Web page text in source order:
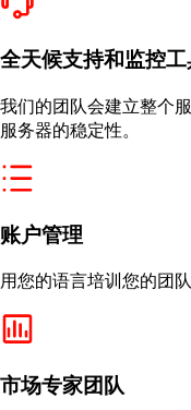
全天候支持和监控
我们的团队会建立整个
服务器的稳定性。
账户管理
用您的语言培训您的团
市场专家团队